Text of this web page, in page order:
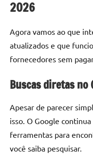
2026
Agora vamos ao que
atualizados e que
fornecedores sem
Buscas diretas no
Apesar de parecer
isso. O Google
ferramentas para
você saiba pesquisar.